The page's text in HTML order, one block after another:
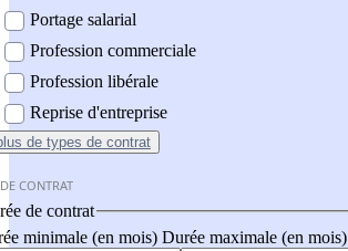
Portage salarial
Profession commerciale
Profession libérale
Reprise d'entreprise
de types de contrat
CONTRAT
de contrat
minimale (en mois) Durée maximale (en mois)